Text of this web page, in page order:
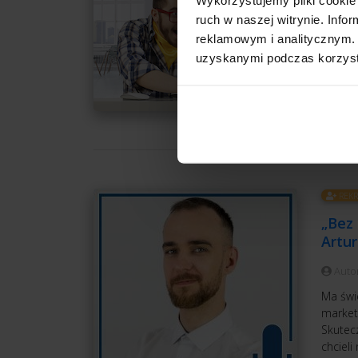
ruch w naszej witrynie.
reklamowym i
uzyskanymi podczas
Ma
chcieli